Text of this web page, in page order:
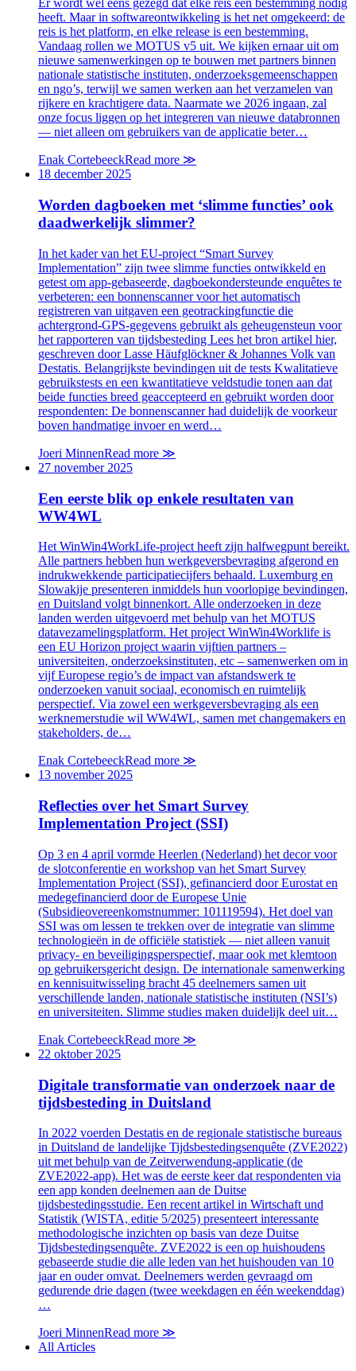
Er wordt wel eens gezegd dat elke reis een bestemming nodig
heeft. Maar in softwareontwikkeling is het net omgekeerd: de
reis is het platform, en elke release is een bestemming.
Vandaag rollen we MOTUS v5 uit. We kijken ernaar uit om
nieuwe samenwerkingen op te bouwen met partners binnen
nationale statistische instituten, onderzoeksgemeenschappen
en ngo’s, terwijl we samen werken aan het verzamelen van
rijkere en krachtigere data. Naarmate we 2026 ingaan, zal
onze focus liggen op het integreren van nieuwe databronnen
— niet alleen om gebruikers van de applicatie beter…
Enak CortebeeckRead more ≫
18 december 2025
Worden dagboeken met ‘slimme functies’ ook
daadwerkelijk slimmer?
In het kader van het EU-project “Smart Survey
Implementation” zijn twee slimme functies ontwikkeld en
getest om app-gebaseerde, dagboekondersteunde enquêtes te
verbeteren: een bonnenscanner voor het automatisch
registreren van uitgaven een geotrackingfunctie die
achtergrond-GPS-gegevens gebruikt als geheugensteun voor
het rapporteren van tijdsbesteding Lees het bron artikel hier,
geschreven door Lasse Häufglöckner & Johannes Volk van
Destatis. Belangrijkste bevindingen uit de tests Kwalitatieve
gebruikstests en een kwantitatieve veldstudie tonen aan dat
beide functies breed geaccepteerd en gebruikt worden door
respondenten: De bonnenscanner had duidelijk de voorkeur
boven handmatige invoer en werd…
Joeri MinnenRead more ≫
27 november 2025
Een eerste blik op enkele resultaten van
WW4WL
Het WinWin4WorkLife-project heeft zijn halfwegpunt bereikt.
Alle partners hebben hun werkgeversbevraging afgerond en
indrukwekkende participatiecijfers behaald. Luxemburg en
Slowakije presenteren inmiddels hun voorlopige bevindingen,
en Duitsland volgt binnenkort. Alle onderzoeken in deze
landen werden uitgevoerd met behulp van het MOTUS
datavezamelingsplatform. Het project WinWin4Worklife is
een EU Horizon project waarin vijftien partners –
universiteiten, onderzoeksinstituten, etc – samenwerken om in
vijf Europese regio’s de impact van afstandswerk te
onderzoeken vanuit sociaal, economisch en ruimtelijk
perspectief. Via zowel een werkgeversbevraging als een
werknemerstudie wil WW4WL, samen met changemakers en
stakeholders, de…
Enak CortebeeckRead more ≫
13 november 2025
Reflecties over het Smart Survey
Implementation Project (SSI)
Op 3 en 4 april vormde Heerlen (Nederland) het decor voor
de slotconferentie en workshop van het Smart Survey
Implementation Project (SSI), gefinancierd door Eurostat en
medegefinancierd door de Europese Unie
(Subsidieovereenkomstnummer: 101119594). Het doel van
SSI was om lessen te trekken over de integratie van slimme
technologieën in de officiële statistiek — niet alleen vanuit
privacy- en beveiligingsperspectief, maar ook met klemtoon
op gebruikersgericht design. De internationale samenwerking
en kennisuitwisseling bracht 45 deelnemers samen uit
verschillende landen, nationale statistische instituten (NSI’s)
en universiteiten. Slimme studies maken duidelijk deel uit…
Enak CortebeeckRead more ≫
22 oktober 2025
Digitale transformatie van onderzoek naar de
tijdsbesteding in Duitsland
In 2022 voerden Destatis en de regionale statistische bureaus
in Duitsland de landelijke Tijdsbestedingsenquête (ZVE2022)
uit met behulp van de Zeitverwendung-applicatie (de
ZVE2022-app). Het was de eerste keer dat respondenten via
een app konden deelnemen aan de Duitse
tijdsbestedingsstudie. Een recent artikel in Wirtschaft und
Statistik (WISTA, editie 5/2025) presenteert interessante
methodologische inzichten op basis van deze Duitse
Tijdsbestedingsenquête. ZVE2022 is een op huishoudens
gebaseerde studie die alle leden van het huishouden van 10
jaar en ouder omvat. Deelnemers werden gevraagd om
gedurende drie dagen (twee weekdagen en één weekenddag)
…
Joeri MinnenRead more ≫
All Articles